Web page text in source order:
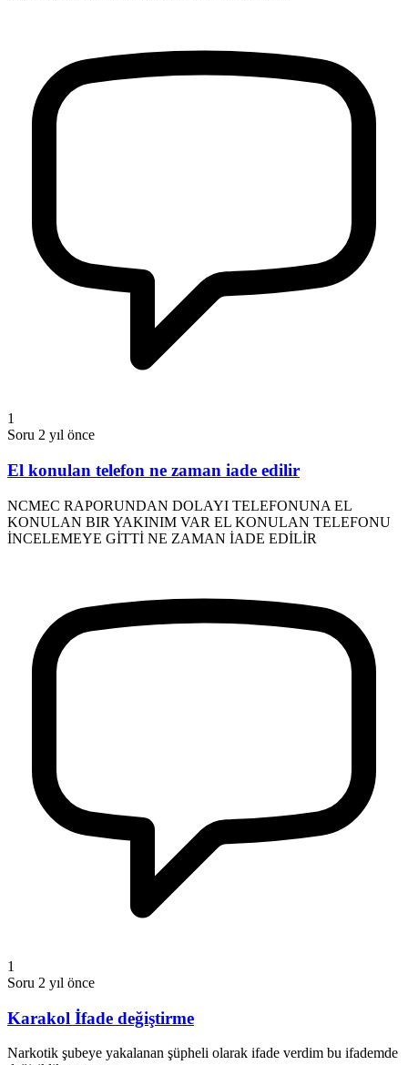
1
Soru 2 yıl önce
El konulan telefon ne zaman iade edilir
NCMEC RAPORUNDAN DOLAYI TELEFONUNA EL
KONULAN BIR YAKINIM VAR EL KONULAN TELEFONU
İNCELEMEYE GİTTİ NE ZAMAN İADE EDİLİR
1
Soru 2 yıl önce
Karakol İfade değiştirme
Narkotik şubeye yakalanan şüpheli olarak ifade verdim bu ifademde